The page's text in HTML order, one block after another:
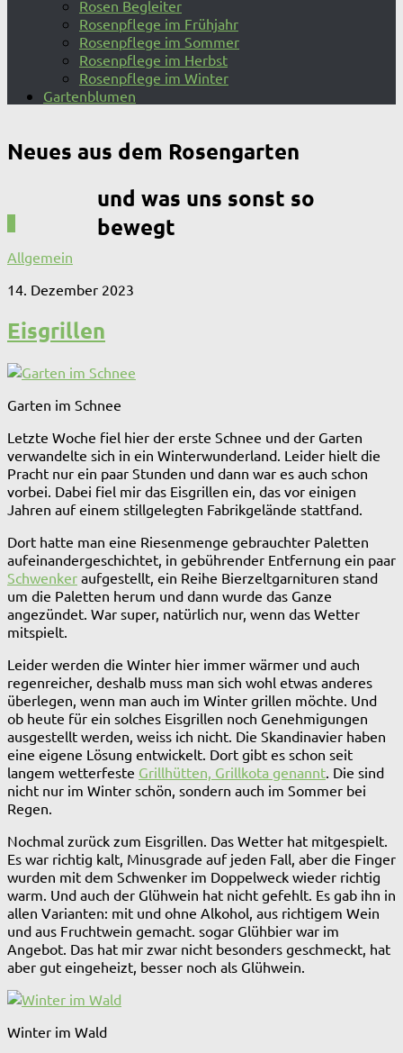
Rosen Begleiter
Rosenpflege im Frühjahr
Rosenpflege im Sommer
Rosenpflege im Herbst
Rosenpflege im Winter
Gartenblumen
Neues aus dem Rosengarten
und was uns sonst so
bewegt
Allgemein
14. Dezember 2023
Eisgrillen
Garten im Schnee
Letzte Woche fiel hier der erste Schnee und der Garten
verwandelte sich in ein Winterwunderland. Leider hielt die
Pracht nur ein paar Stunden und dann war es auch schon
vorbei. Dabei fiel mir das Eisgrillen ein, das vor einigen
Jahren auf einem stillgelegten Fabrikgelände stattfand.
Dort hatte man eine Riesenmenge gebrauchter Paletten
aufeinandergeschichtet, in gebührender Entfernung ein paar
Schwenker aufgestellt, ein Reihe Bierzeltgarnituren stand
um die Paletten herum und dann wurde das Ganze
angezündet. War super, natürlich nur, wenn das Wetter
mitspielt.
Leider werden die Winter hier immer wärmer und auch
regenreicher, deshalb muss man sich wohl etwas anderes
überlegen, wenn man auch im Winter grillen möchte. Und
ob heute für ein solches Eisgrillen noch Genehmigungen
ausgestellt werden, weiss ich nicht. Die Skandinavier haben
eine eigene Lösung entwickelt. Dort gibt es schon seit
langem wetterfeste Grillhütten, Grillkota genannt . Die sind
nicht nur im Winter schön, sondern auch im Sommer bei
Regen.
Nochmal zurück zum Eisgrillen. Das Wetter hat mitgespielt.
Es war richtig kalt, Minusgrade auf jeden Fall, aber die Finger
wurden mit dem Schwenker im Doppelweck wieder richtig
warm. Und auch der Glühwein hat nicht gefehlt. Es gab ihn in
allen Varianten: mit und ohne Alkohol, aus richtigem Wein
und aus Fruchtwein gemacht. sogar Glühbier war im
Angebot. Das hat mir zwar nicht besonders geschmeckt, hat
aber gut eingeheizt, besser noch als Glühwein.
Winter im Wald